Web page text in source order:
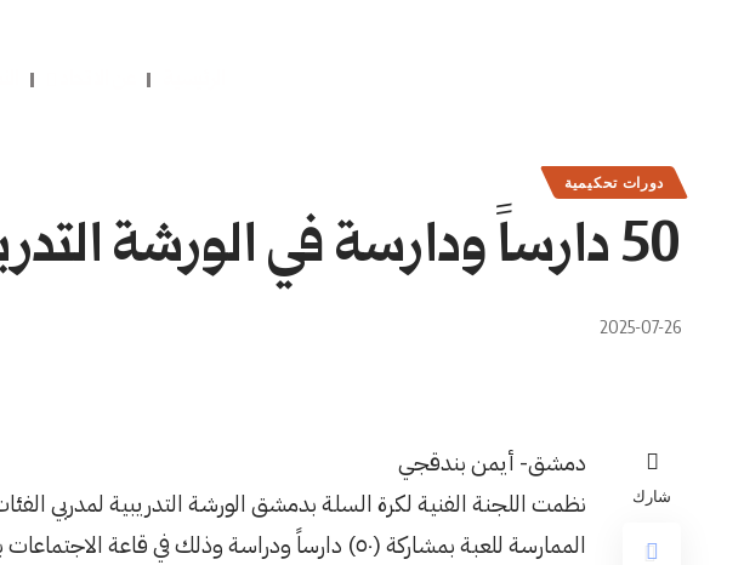
دورات تحكيمية
50 دارساً ودارسة في الورشة التدريبية لكرة السلة بدمشق
2025-07-26
شارك
دمشق- أيمن بندقجي
نظمت اللجنة الفنية لكرة السلة بدمشق الورشة التدريبية لمدربي
الممارسة للعبة بمشاركة (٥٠) دارساً ودراسة وذلك في قاعة